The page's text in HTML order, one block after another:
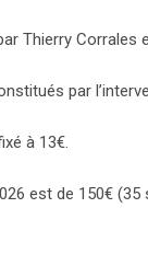
Thierry Corrales
par
à 13€.
est de 150€ (35